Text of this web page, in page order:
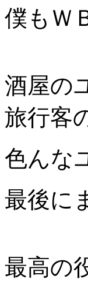
僕もＷ
酒屋の
旅行客
色んな
最後に
最高の